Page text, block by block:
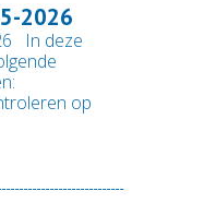
2026
In deze
op